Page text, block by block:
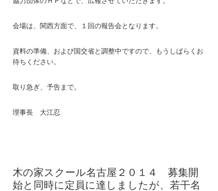
会場は、関西方面で、１回の報告会となります。
資料の準備、および国交省と調整中ですので、もうしばらくお
待ちください。
取り急ぎ、予告まで。
理事長 大江忍
木の家スクール名古屋２０１４ 募集開
始と同時に定員に達しましたが、若干名